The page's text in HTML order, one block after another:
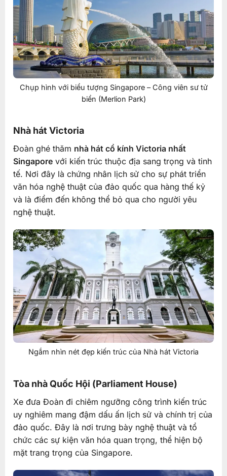
Chụp hình với biểu tượng Singapore – Công viên sư tử
biển (Merlion Park)
Nhà hát Victoria
Đoàn ghé thăm nhà hát cổ kính Victoria nhất
Singaporevới kiến trúc thuộc địa sang trọng và tinh
tế. Nơi đây là chứng nhân lịch sử cho sự phát triển
văn hóa nghệ thuật của đảo quốc qua hàng thế kỷ
và là điểm đến không thể bỏ qua cho người yêu
nghệ thuật.
Ngắm nhìn nét đẹp kiến trúc của Nhà hát Victoria
Tòa nhà Quốc Hội (Parliament House)
Xe đưa Đoàn đi chiêm ngưỡng công trình kiến trúc
uy nghiêm mang đậm dấu ấn lịch sử và chính trị của
đảo quốc. Đây là nơi trưng bày nghệ thuật và tổ
chức các sự kiện văn hóa quan trọng, thể hiện bộ
mặt trang trọng của Singapore.